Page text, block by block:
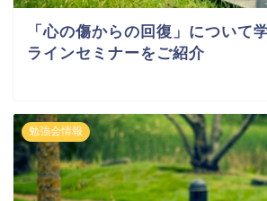
「心の傷からの回復」について
ラインセミナーをご紹介
勉強会情報